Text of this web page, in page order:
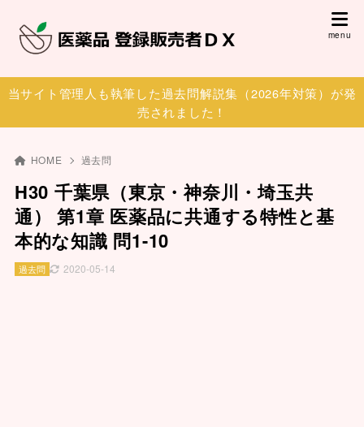
当サイト管理人も執筆した過去問解説集（2026年対策）が発
売されました！
HOME 過去問
H30 千葉県（東京・神奈川・埼玉共
通） 第1章 医薬品に共通する特性と基
本的な知識 問1-10
2020-05-14
過去問